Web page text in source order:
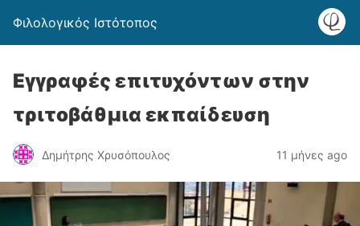
Φιλολογικός Ιστότοπος
Εγγραφές επιτυχόντων στην
τριτοβάθμια εκπαίδευση
Δημήτρης Χρυσόπουλος 11 μήνες ago